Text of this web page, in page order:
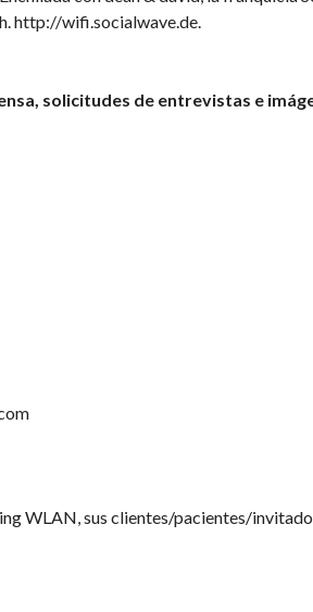
http://wifi.socialwave.de.
solicitudes de entrevistas e
WLAN, sus clientes/pacientes/